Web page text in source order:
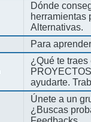
Dónde
herramientas
Alternativas.
Para
¿Qué te
ayudarte.
Únete a un
¿Buscas